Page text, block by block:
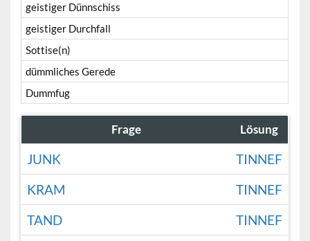
geistiger Dünnschiss
geistiger Durchfall
Sottise(n)
dümmliches Gerede
Dummfug
Frage Lösung
JUNK
TINNEF
KRAM
TINNEF
TAND
TINNEF